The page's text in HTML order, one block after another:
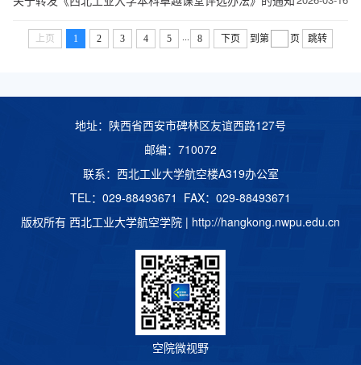
上页 1 2 3 4 5 ... 8 下页 到第 页 跳转
地址：陕西省西安市碑林区友谊西路127号
邮编：710072
联系：西北工业大学航空楼A319办公室
TEL：029-88493671 FAX：029-88493671
版权所有 西北工业大学航空学院 | http://hangkong.nwpu.edu.cn
空院微视野